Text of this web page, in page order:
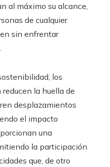
al máximo su alcance,
de cualquier
sin enfrentar
los
la huella de
desplazamientos
el impacto
una
la participación
que, de otro